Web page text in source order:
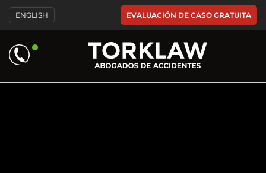
ENGLISH EVALUACIÓN DE CASO GRATUITA